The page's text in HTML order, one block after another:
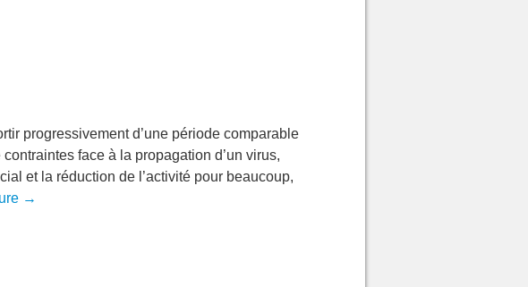
progressivement d’une période comparable
face à la propagation d’un virus,
et la réduction de l’activité pour beaucoup,
→